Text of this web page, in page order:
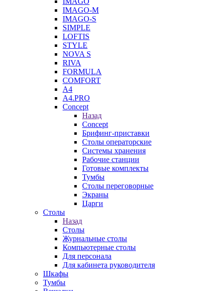
IMAGO-M
IMAGO-S
SIMPLE
LOFTIS
STYLE
NOVA S
RIVA
FORMULA
COMFORT
A4
A4.PRO
Concept
Назад
Concept
Брифинг-приставки
Столы операторские
Системы хранения
Рабочие станции
Готовые комплекты
Тумбы
Столы переговорные
Экраны
Царги
Столы
Назад
Столы
Журнальные столы
Компьютерные столы
Для персонала
Для кабинета руководителя
Шкафы
Тумбы